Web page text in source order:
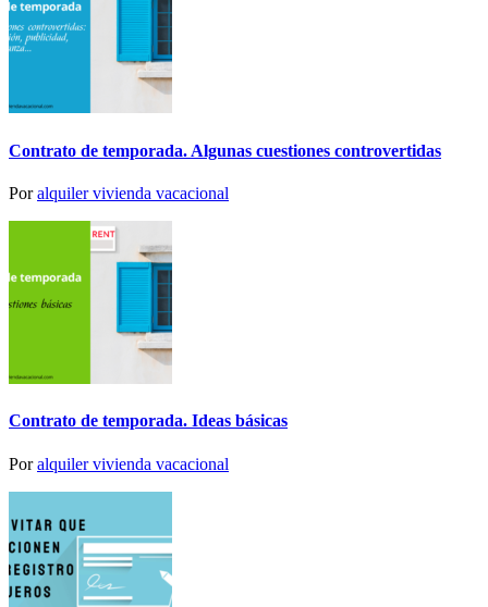
Contrato de temporada. Algunas cuestiones controvertidas
Poralquiler vivienda vacacional
Contrato de temporada. Ideas básicas
Poralquiler vivienda vacacional